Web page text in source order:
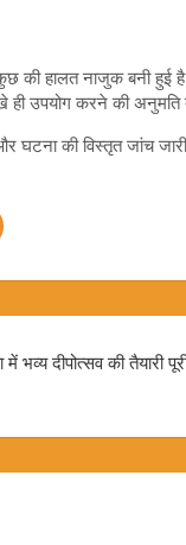
की हालत नाजुक बनी हुई
उपयोग करने की अनुमति
घटना की विस्तृत जांच
में भव्य दीपोत्सव की तैयारी